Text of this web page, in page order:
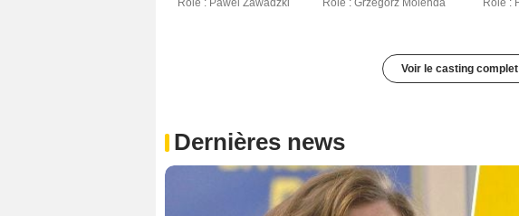
Rôle : Pawel Zawadzki Rôle : Grzegorz Molenda Rôle :
Voir le casting complet
Dernières news